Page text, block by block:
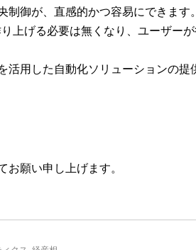
制御が、直感的かつ容易にできます
上げる必要は無くなり、ユーザーが
活用した自動化ソリューションの提
願い申し上げます。